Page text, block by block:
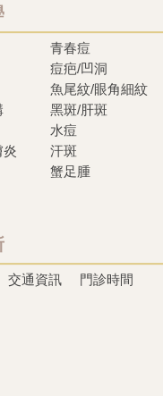
青春痘
痘疤/凹洞
魚尾紋/眼角細紋
黑斑/肝斑
水痘
炎
汗斑
蟹足腫
交通資訊 門診時間